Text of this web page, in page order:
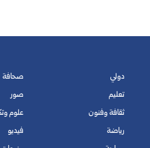
دولي
تعليم
ثقافة وفنون
رياضة
صحافة
صور
علوم
فيديو